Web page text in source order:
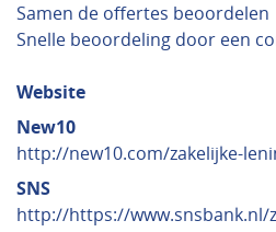
Samen de offertes beoordelen
Snelle beoordeling door een
Website
New10
http://new10.com/zakelijke-
SNS
http://https://www.snsbank.nl/